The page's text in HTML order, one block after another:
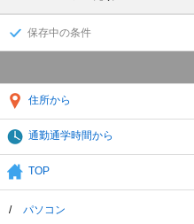
保存中の条件
住所から
通勤通学時間から
TOP
パソコン